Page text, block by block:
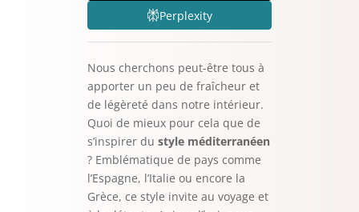
Perplexity
Nous cherchons peut-être tous à
apporter un peu de fraîcheur et
de légèreté dans notre intérieur.
Quoi de mieux pour cela que de
s’inspirer du style méditerranéen
? Emblématique de pays comme
l’Espagne, l’Italie ou encore la
Grèce, ce style invite au voyage et